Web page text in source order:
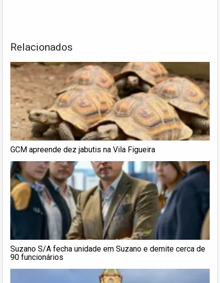
Relacionados
GCM apreende dez jabutis na Vila Figueira
Suzano S/A fecha unidade em Suzano e demite cerca de
90 funcionários